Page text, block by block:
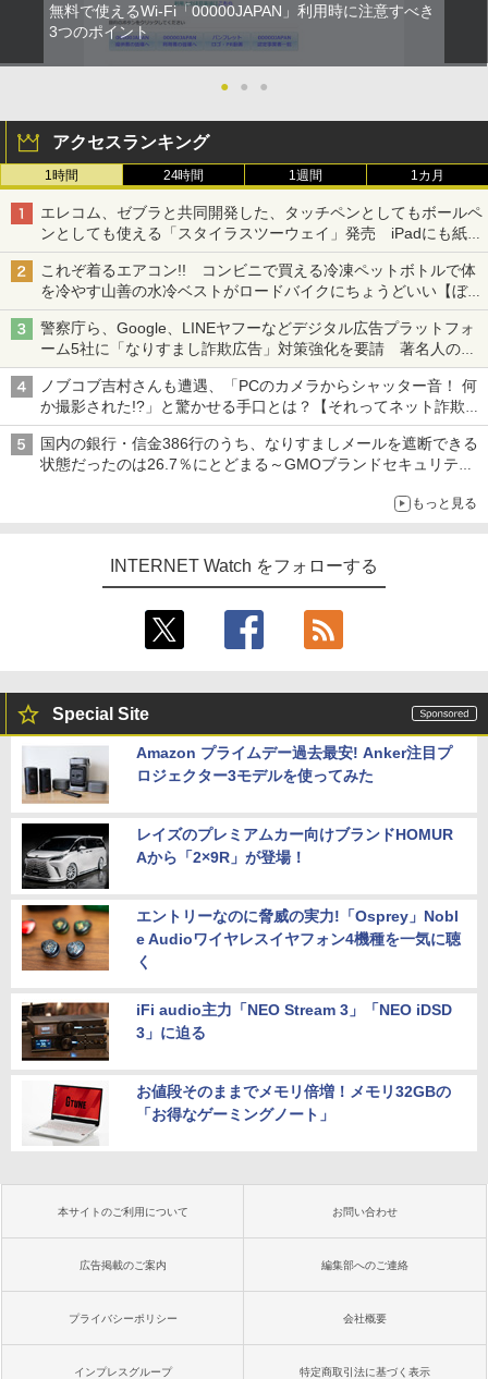
無料で使えるWi-Fi「00000JAPAN」利用時に注意すべき
3つのポイント
● ● ●
アクセスランキング
1時間 24時間 1週間 1カ月
エレコム、ゼブラと共同開発した、タッチペンとしてもボールペ
ンとしても使える「スタイラスツーウェイ」発売 iPadにも紙に
も、持ち替えずに書き込める
これぞ着るエアコン!! コンビニで買える冷凍ペットボトルで体
を冷やす山善の水冷ベストがロードバイクにちょうどいい【ぼっ
ち・ざ・ろーど！その14】【空いた時間でなにしてる？】
警察庁ら、Google、LINEヤフーなどデジタル広告プラットフォ
ーム5社に「なりすまし詐欺広告」対策強化を要請 著名人の写
真や映像を使った投資詐欺などへの対策として
ノブコブ吉村さんも遭遇、「PCのカメラからシャッター音！ 何
か撮影された!?」と驚かせる手口とは？【それってネット詐欺で
すよ！】
国内の銀行・信金386行のうち、なりすましメールを遮断できる
状態だったのは26.7％にとどまる～GMOブランドセキュリティ
もっと見る
INTERNET Watch をフォローする
Special Site
Amazon プライムデー過去最安! Anker注目プ
ロジェクター3モデルを使ってみた
レイズのプレミアムカー向けブランドHOMUR
Aから「2×9R」が登場！
エントリーなのに脅威の実力!「Osprey」Nobl
e Audioワイヤレスイヤフォン4機種を一気に聴
く
iFi audio主力「NEO Stream 3」「NEO iDSD
3」に迫る
お値段そのままでメモリ倍増！メモリ32GBの
「お得なゲーミングノート」
本サイトのご利用について お問い合わせ
広告掲載のご案内 編集部へのご連絡
プライバシーポリシー 会社概要
インプレスグループ 特定商取引法に基づく表示